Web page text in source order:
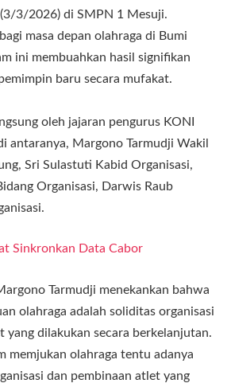
3/2026) di SMPN 1 Mesuji.
masa depan olahraga di Bumi
ini membuahkan hasil signifikan
baru secara mufakat.
oleh jajaran pengurus KONI
antaranya, ​Margono Tarmudji Wakil
​Sri Sulastuti Kabid Organisasi,
Organisasi, ​Darwis Raub
Sinkronkan Data Cabor
Tarmudji menekankan bahwa
olahraga adalah soliditas organisasi
yang dilakukan secara berkelanjutan.
memjukan olahraga tentu adanya
dan pembinaan atlet yang